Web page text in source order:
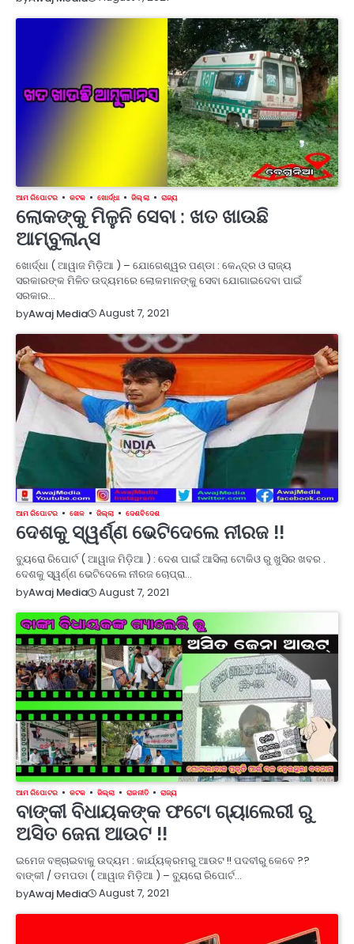
ଆମ ରିପୋଟର କଟକ ଖୋର୍ଦ୍ଧା ଜିଲ୍ଲା ରାଜ୍ୟ
ଲୋକଙ୍କୁ ମିଳୁନି ସେବା : ଖତ ଖାଉଛି
ଆମ୍ବୁଲାନ୍ସ
ଖୋର୍ଦ୍ଧା ( ଆୱାଜ ମିଡ଼ିଆ ) – ଯୋଗେଶ୍ୱର ପଣ୍ଡା : କେନ୍ଦ୍ର ଓ ରାଜ୍ୟ
ସରକାରଙ୍କ ମିଳିତ ଉଦ୍ୟମରେ ଲୋକମାନଙ୍କୁ ସେବା ଯୋଗାଇଦେବା ପାଇଁ
ସରକାର…
byAwaj Media August 7, 2021
ଆମ ରିପୋଟର ଖେଳ ଜିଲ୍ଲା ଦେଶବିଦେଶ
ଦେଶକୁ ସ୍ୱର୍ଣ୍ଣ ଭେଟିଦେଲେ ନୀରଜ !!
ବ୍ୟୁରୋ ରିପୋର୍ଟ ( ଆୱାଜ ମିଡ଼ିଆ ) : ଦେଶ ପାଇଁ ଆସିଲା ଟୋକିଓ ରୁ ଖୁସିର ଖବର .
ଦେଶକୁ ସ୍ୱର୍ଣ୍ଣ ଭେଟିଦେଲେ ନୀରଜ ଚୋପ୍ରା…
byAwaj Media August 7, 2021
ଆମ ରିପୋଟର କଟକ ଜିଲ୍ଲା ରାଜନୀତି ରାଜ୍ୟ
ବାଙ୍କୀ ବିଧାୟକଙ୍କ ଫଟୋ ଗ୍ୟାଲେରୀ ରୁ
ଅସିତ ଜେନା ଆଉଟ !!
ଇମେଜ ବଞ୍ଚାଇବାକୁ ଉଦ୍ୟମ : କାର୍ଯ୍ୟକ୍ରମରୁ ଆଉଟ !! ପଦବୀରୁ କେବେ ??
ବାଙ୍କୀ / ଡମପଡା ( ଆୱାଜ ମିଡ଼ିଆ ) – ବ୍ୟୁରୋ ରିପୋର୍ଟ…
byAwaj Media August 7, 2021